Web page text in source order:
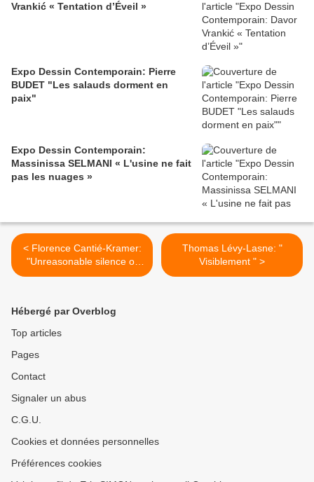
Vrankić « Tentation d’Éveil »
Expo Dessin Contemporain: Pierre
BUDET "Les salauds dorment en
paix"
Expo Dessin Contemporain:
Massinissa SELMANI « L'usine ne fait
pas les nuages »
< Florence Cantié-Kramer:
"Unreasonable silence of
the world"
Thomas Lévy-Lasne: "
Visiblement " >
Hébergé par Overblog
Top articles
Pages
Contact
Signaler un abus
C.G.U.
Cookies et données personnelles
Préférences cookies